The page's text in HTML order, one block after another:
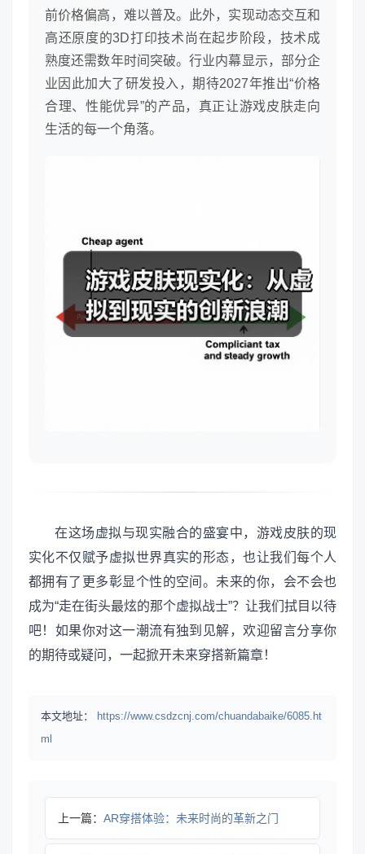
前价格偏高，难以普及。此外，实现动态交互和
高还原度的3D打印技术尚在起步阶段，技术成
熟度还需数年时间突破。行业内幕显示，部分企
业因此加大了研发投入，期待2027年推出“价格
合理、性能优异”的产品，真正让游戏皮肤走向
生活的每一个角落。
在这场虚拟与现实融合的盛宴中，游戏皮肤的现
实化不仅赋予虚拟世界真实的形态，也让我们每个人
都拥有了更多彰显个性的空间。未来的你，会不会也
成为“走在街头最炫的那个虚拟战士”？让我们拭目以待
吧！如果你对这一潮流有独到见解，欢迎留言分享你
的期待或疑问，一起掀开未来穿搭新篇章！
本文地址：
https://www.csdzcnj.com/chuandabaike/6085.ht
ml
上一篇： AR穿搭体验：未来时尚的革新之门